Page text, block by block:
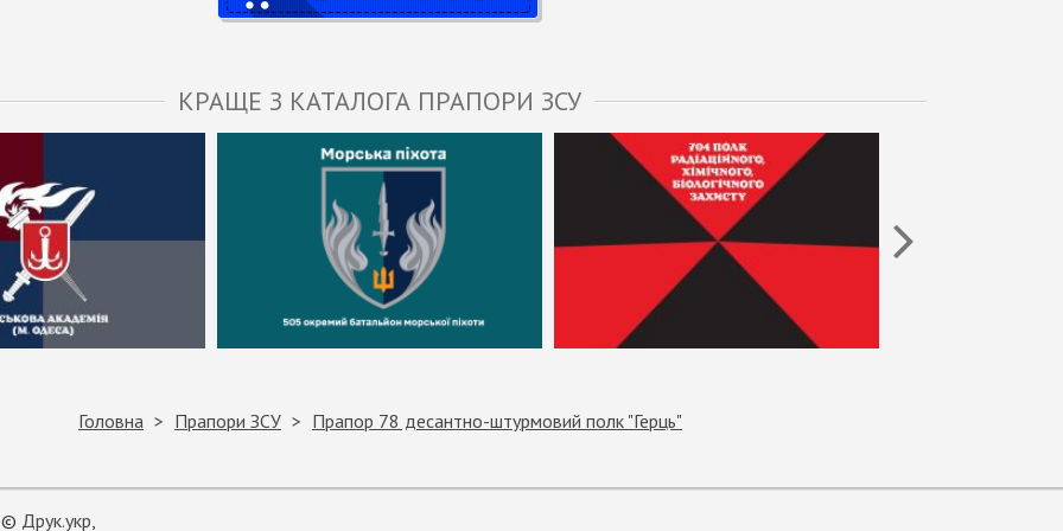
КРАЩЕ З КАТАЛОГА ПРАПОРИ ЗСУ
Головна Прапори ЗСУ Прапор 78 десантно-штурмовий полк "Герць"
© Друк.укр